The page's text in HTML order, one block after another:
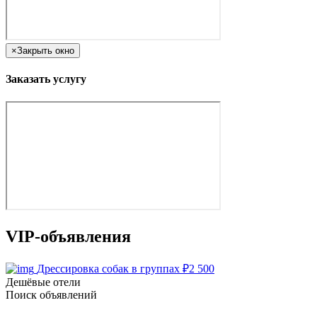
×Закрыть окно
Заказать услугу
VIP-объявления
Дрессировка собак в группах ₽2 500
Дешёвые отели
Поиск объявлений